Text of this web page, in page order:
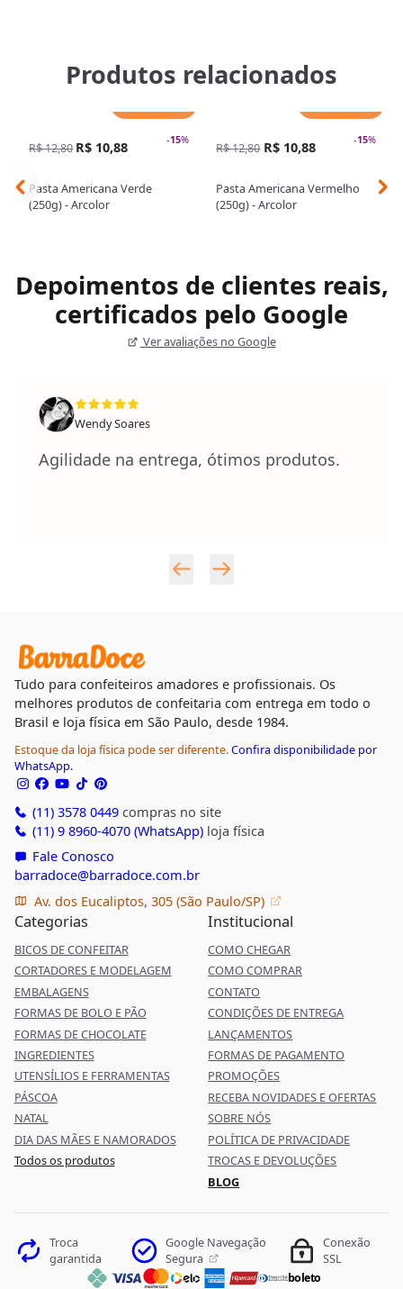
Produtos relacionados
-15%
R$ 12,80 R$ 10,88
Pasta Americana Verde
(250g) - Arcolor
-15%
R$ 12,80 R$ 10,88
Pasta Americana Vermelho
(250g) - Arcolor
Depoimentos de clientes reais,
certificados pelo Google
Ver avaliações no Google
Wendy Soares
Agilidade na entrega, ótimos produtos.
Tudo para confeiteiros amadores e profissionais. Os
melhores produtos de confeitaria com entrega em todo o
Brasil e loja física em São Paulo, desde 1984.
Estoque da loja física pode ser diferente.Confira disponibilidade por
WhatsApp.
(11) 3578 0449compras no site
(11) 9 8960-4070 (WhatsApp)loja física
Fale Conosco
barradoce@barradoce.com.br
Av. dos Eucaliptos, 305 (São Paulo/SP)
Categorias
BICOS DE CONFEITAR
CORTADORES E MODELAGEM
EMBALAGENS
FORMAS DE BOLO E PÃO
FORMAS DE CHOCOLATE
INGREDIENTES
UTENSÍLIOS E FERRAMENTAS
PÁSCOA
NATAL
DIA DAS MÃES E NAMORADOS
Todos os produtos
Institucional
COMO CHEGAR
COMO COMPRAR
CONTATO
CONDIÇÕES DE ENTREGA
LANÇAMENTOS
FORMAS DE PAGAMENTO
PROMOÇÕES
RECEBA NOVIDADES E OFERTAS
SOBRE NÓS
POLÍTICA DE PRIVACIDADE
TROCAS E DEVOLUÇÕES
BLOG
Troca
garantida
Google Navegação
Segura
Conexão
SSL
boleto